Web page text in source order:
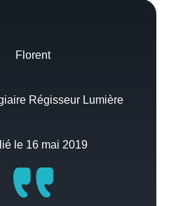
Florent
Régisseur Lumière
le 16 mai 2019